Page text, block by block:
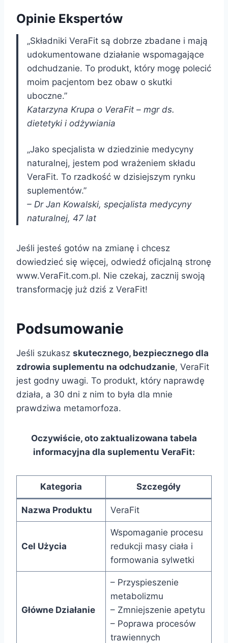
Opinie Ekspertów
„Składniki VeraFit są dobrze zbadane i mają
udokumentowane działanie wspomagające
odchudzanie. To produkt, który mogę polecić
moim pacjentom bez obaw o skutki
uboczne.”
Katarzyna Krupa o VeraFit – mgr ds.
dietetyki i odżywiania
„Jako specjalista w dziedzinie medycyny
naturalnej, jestem pod wrażeniem składu
VeraFit. To rzadkość w dzisiejszym rynku
suplementów.”
– Dr Jan Kowalski, specjalista medycyny
naturalnej, 47 lat
Jeśli jesteś gotów na zmianę i chcesz
dowiedzieć się więcej, odwiedź oficjalną stronę
www.VeraFit.com.pl. Nie czekaj, zacznij swoją
transformację już dziś z VeraFit!
Podsumowanie
Jeśli szukasz skutecznego, bezpiecznego dla
zdrowia suplementu na odchudzanie, VeraFit
jest godny uwagi. To produkt, który naprawdę
działa, a 30 dni z nim to była dla mnie
prawdziwa metamorfoza.
Oczywiście, oto zaktualizowana tabela
informacyjna dla suplementu VeraFit:
Kategoria Szczegóły
Nazwa Produktu VeraFit
Cel Użycia
Wspomaganie procesu
redukcji masy ciała i
formowania sylwetki
Główne Działanie
– Przyspieszenie
metabolizmu
– Zmniejszenie apetytu
– Poprawa procesów
trawiennych